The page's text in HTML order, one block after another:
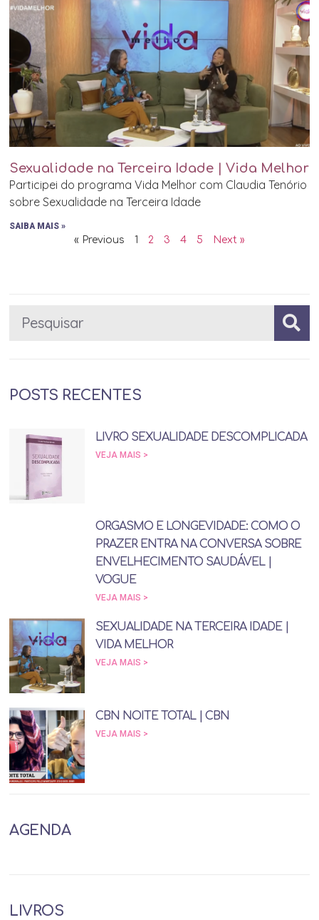
Sexualidade na Terceira Idade | Vida Melhor
Participei do programa Vida Melhor com Claudia Tenório
sobre Sexualidade na Terceira Idade
SAIBA MAIS »
« Previous 1 2 3 4 5 Next »
POSTS RECENTES
LIVRO SEXUALIDADE DESCOMPLICADA
VEJA MAIS >
ORGASMO E LONGEVIDADE: COMO O
PRAZER ENTRA NA CONVERSA SOBRE
ENVELHECIMENTO SAUDÁVEL |
VOGUE
VEJA MAIS >
SEXUALIDADE NA TERCEIRA IDADE |
VIDA MELHOR
VEJA MAIS >
CBN NOITE TOTAL | CBN
VEJA MAIS >
AGENDA
LIVROS